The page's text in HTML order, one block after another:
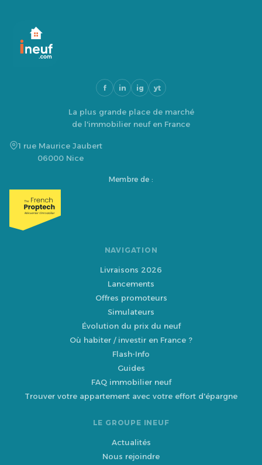
f in ig yt
La plus grande place de marché
de l'immobilier neuf en France
1 rue Maurice Jaubert
06000 Nice
Membre de :
NAVIGATION
Livraisons 2026
Lancements
Offres promoteurs
Simulateurs
Évolution du prix du neuf
Où habiter / investir en France ?
Flash-Info
Guides
FAQ immobilier neuf
Trouver votre appartement avec votre effort d'épargne
LE GROUPE INEUF
Actualités
Nous rejoindre